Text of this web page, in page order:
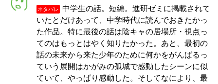
ネタバレ
中学生の話。短編。進研ゼミに掲載されて
いたとだけあって、中学時代に読んでおきたかっ
た作品。特に最後の話は陰キャの居場所・視点っ
てのはもっとはやく知りたかった。あと、最初の
話の未来から来た少年のために何かをがんばるっ
ていう展開はかがみの孤城で感動したシーンに似
ていて、やっぱり感動した。そしてなにより、最